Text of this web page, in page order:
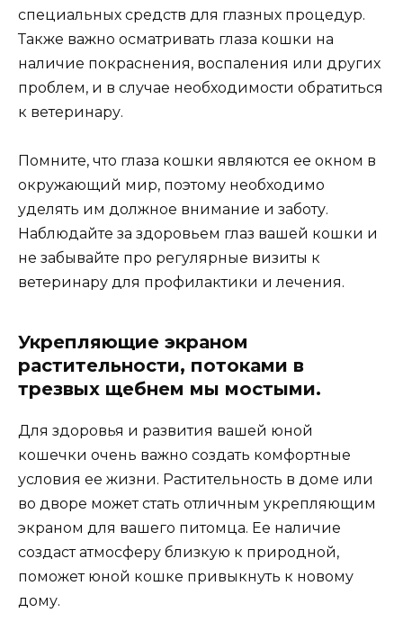
специальных средств для глазных процедур.
Также важно осматривать глаза кошки на
наличие покраснения, воспаления или других
проблем, и в случае необходимости обратиться
к ветеринару.
Помните, что глаза кошки являются ее окном в
окружающий мир, поэтому необходимо
уделять им должное внимание и заботу.
Наблюдайте за здоровьем глаз вашей кошки и
не забывайте про регулярные визиты к
ветеринару для профилактики и лечения.
Укрепляющие экраном
растительности, потоками в
трезвых щебнем мы мостыми.
Для здоровья и развития вашей юной
кошечки очень важно создать комфортные
условия ее жизни. Растительность в доме или
во дворе может стать отличным укрепляющим
экраном для вашего питомца. Ее наличие
создаст атмосферу близкую к природной,
поможет юной кошке привыкнуть к новому
дому.